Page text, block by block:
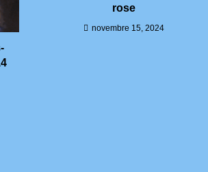
rose
novembre 15, 2024